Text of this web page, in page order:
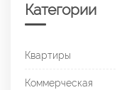
Категории
Квартиры
Коммерческая